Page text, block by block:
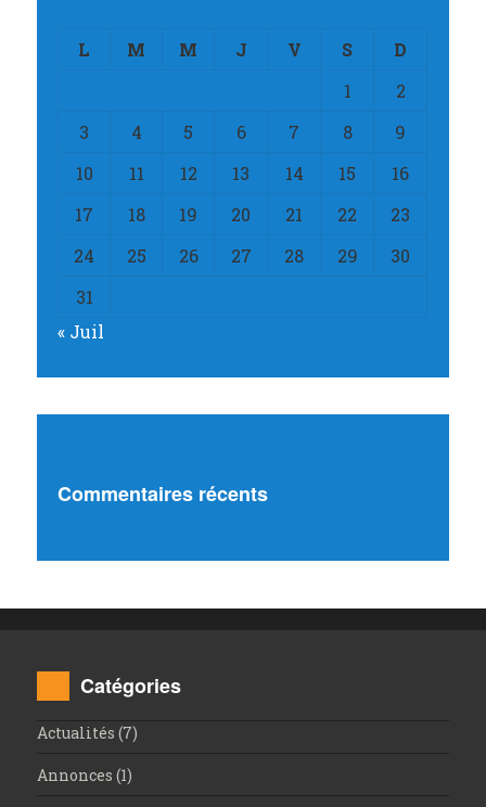
L M M J V S
D
1
2
3
4 5 6 7 8
9
10
11 12 13 14 15
16
17
18 19 20 21 22
23
24
25 26 27 28 29
30
31
« Juil
Commentaires récents
Catégories
Actualités (7)
Annonces (1)